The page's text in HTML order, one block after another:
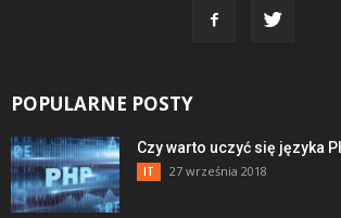
POPULARNE POSTY
Czy warto uczyć się języka
IT 27 września 2018